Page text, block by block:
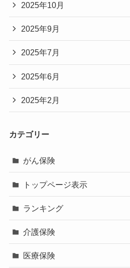
2025年10月
2025年9月
2025年7月
2025年6月
2025年2月
カテゴリー
がん保険
トップページ表示
ランキング
介護保険
医療保険